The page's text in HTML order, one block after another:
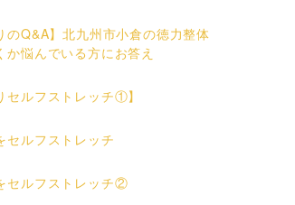
のQ&A】北九州市小倉の徳力整体
か悩んでいる方にお答え
セルフストレッチ①】
セルフストレッチ
セルフストレッチ②